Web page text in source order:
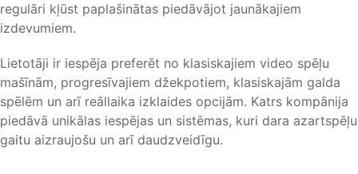
regulāri kļūst paplašinātas piedāvājot jaunākajiem
izdevumiem.
Lietotāji ir iespēja preferēt no klasiskajiem video spēļu
mašīnām, progresīvajiem džekpotiem, klasiskajām galda
spēlēm un arī reāllaika izklaides opcijām. Katrs kompānija
piedāvā unikālas iespējas un sistēmas, kuri dara azartspēļu
gaitu aizraujošu un arī daudzveidīgu.